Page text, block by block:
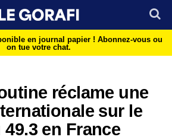
en journal papier ! Abonnez-vous ou
on tue votre chat.
réclame une
sur le
en France